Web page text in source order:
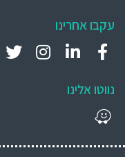
עקבו אחרינו
נווטו אלינו